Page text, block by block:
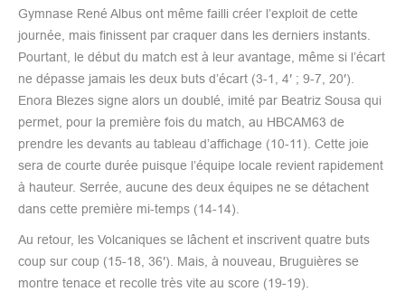
Gymnase René Albus ont même failli créer l’exploit de cette
journée, mais finissent par craquer dans les derniers instants.
Pourtant, le début du match est à leur avantage, même si l’écart
ne dépasse jamais les deux buts d’écart (3-1, 4′ ; 9-7, 20′).
Enora Blezes signe alors un doublé, imité par Beatriz Sousa qui
permet, pour la première fois du match, au HBCAM63 de
prendre les devants au tableau d’affichage (10-11). Cette joie
sera de courte durée puisque l’équipe locale revient rapidement
à hauteur. Serrée, aucune des deux équipes ne se détachent
dans cette première mi-temps (14-14).
Au retour, les Volcaniques se lâchent et inscrivent quatre buts
coup sur coup (15-18, 36′). Mais, à nouveau, Bruguières se
montre tenace et recolle très vite au score (19-19).